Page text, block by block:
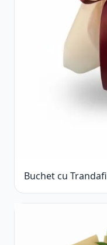
Buchet cu
Roz Pal